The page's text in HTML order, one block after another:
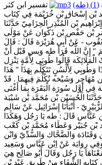
(1) (طه)
تفسير ابن كثر
بْن إِسْحَاق بْن خُزَيْمَة فِي كِتَاب
بْن الْمُنْذِر الْحِزَامِيّ حَدَّثَنَا
بْن حَفْص بْن ذَكْوَان عَنْ مَوْلَى
- عَنْ أَبِي هُرَيْرَة قَالَ : قَالَ
" إِنَّ اللَّه قَرَأَ طه وَيس قَبْل أَنْ
قَالُوا طُوبَى لِأُمَّةٍ يَنْزِل
لِأَلْسُنٍ تَتَكَلَّم بِهَذَا " هَذَا
مُهَاجِر وَشَيْخه تُكُلِّمَ فِيهِمَا . قَدْ
فِي أَوَّل سُورَة الْبَقَرَة بِمَا أَغْنَى
الْحُسَيْن بْن مُحَمَّد بْن شَيْبَة
- أَنْبَأَنَا إِسْرَائِيل عَنْ سَالِم
عَبَّاس قَالَ : طه يَا رَجُل وَهَكَذَا
جُبَيْر وَعَطَاء مُحَمَّد بْن كَعْب
وَالضَّحَّاك وَالسُّدِّيّ وَابْن
وَفِي رِوَايَة عَنْ اِبْن عَبَّاس وَسَعِيد
يَا رَجُل وَقَالَ أَبُو صَالِح هِيَ
الشِّفَاء مِنْ طَرِيق عَبْد بْن